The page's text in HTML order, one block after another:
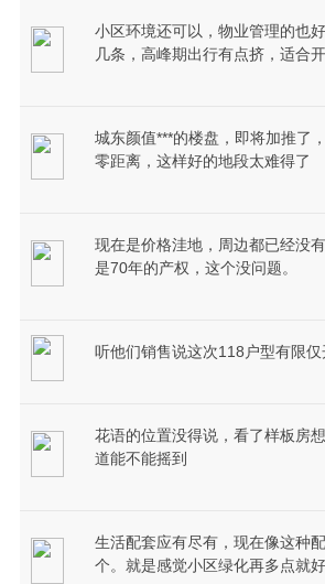
小区环境还可以，物业管理的也
几条，高峰期出行有点挤，适合开
城东颜值***的楼盘，即将加推了
零距离，这样好的地段太难得了
现在是价格洼地，周边都已经没
是70年的产权，这个没问题。
听他们销售说这次118户型有限仅
花语的位置没得说，看了样板房
道能不能摇到
生活配套应有尽有，现在像这种
个。就是感觉小区绿化再多点就好